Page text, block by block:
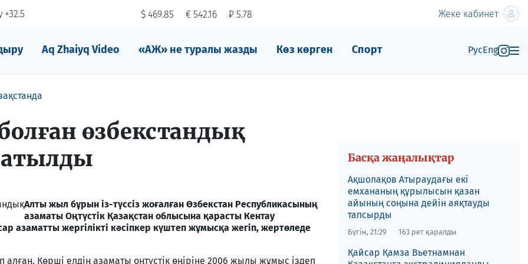
$ 469.85 € 542.16 ₽ 5.78 Жеке кабинет
Aq Zhaiyq Video «АЖ» не туралы жазды Көз көрген Спорт РусEng
өзбекстандық
Алты жыл бұрын із-түссіз жоғалған Өзбекстан Республикасының
азаматы Оңтүстік Қазақстан облысына қарасты Кентау
азаматты жергілікті кәсіпкер күштеп жұмысқа жегіп, жертөледе
Көрші елдің азаматы оңтүстік өңіріне 2006 жылы жұмыс іздеп
Басқа жаңалықтар
Ақшолақов Атыраудағы екі
емхананың құрылысын қазан
айының соңына дейін аяқтауды
тапсырды
Бүгін, 21:29 163 рет қаралды
​Қайсар Қамза Вьетнамнан